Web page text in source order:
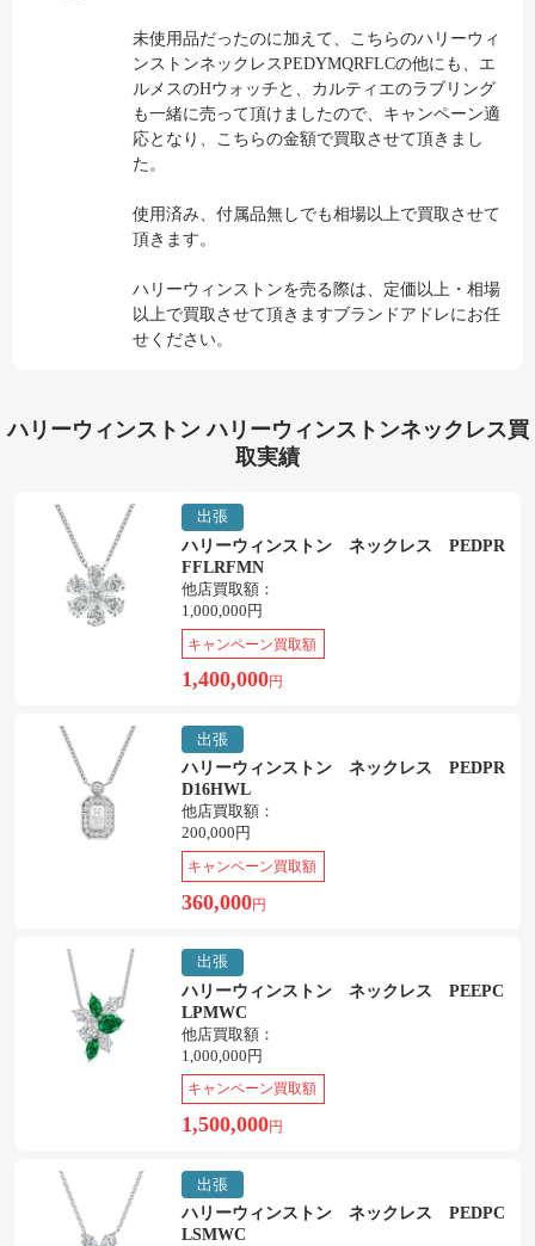
未使用品だったのに加えて、こちらのハリーウィ
ンストンネックレスPEDYMQRFLCの他にも、エ
ルメスのHウォッチと、カルティエのラブリング
も一緒に売って頂けましたので、キャンペーン適
応となり、こちらの金額で買取させて頂きまし
た。
使用済み、付属品無しでも相場以上で買取させて
頂きます。
ハリーウィンストンを売る際は、定価以上・相場
以上で買取させて頂きますブランドアドレにお任
せください。
ハリーウィンストン ハリーウィンストンネックレス買
取実績
出張
ハリーウィンストン ネックレス PEDPR
FFLRFMN
他店買取額：
1,000,000円
キャンペーン買取額
1,400,000円
出張
ハリーウィンストン ネックレス PEDPR
D16HWL
他店買取額：
200,000円
キャンペーン買取額
360,000円
出張
ハリーウィンストン ネックレス PEEPC
LPMWC
他店買取額：
1,000,000円
キャンペーン買取額
1,500,000円
出張
ハリーウィンストン ネックレス PEDPC
LSMWC